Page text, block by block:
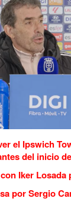
el Ipswich
del inicio
Iker Losada
por Sergio